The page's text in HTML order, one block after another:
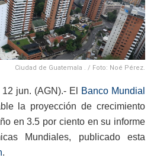
Ciudad de Guatemala . / Foto: Noé Pérez.
jun. (AGN).- El
Banco Mundial
la proyección de crecimiento
en 3.5 por ciento en su informe
Mundiales, publicado esta
.